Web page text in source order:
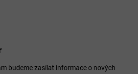
budeme zasílat informace o nových